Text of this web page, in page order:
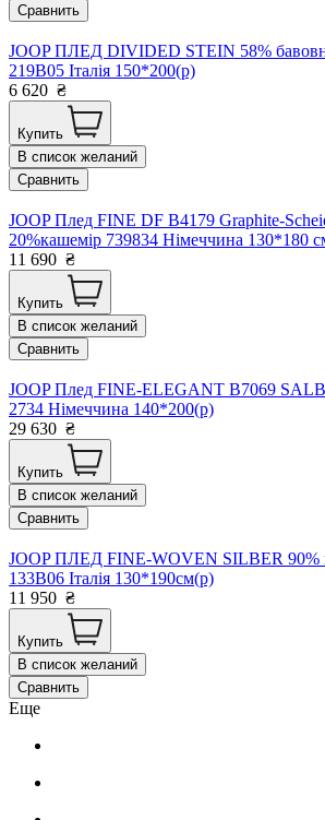
Сравнить
JOOP ПЛЕД DIVIDED STEIN 58%
219B05 Італія 150*200(р)
6 620 ₴
Купить
В список желаний
Сравнить
JOOP Плед FINE DF B4179 Graphite-
20%кашемір 739834 Німеччина 130*180
11 690 ₴
Купить
В список желаний
Сравнить
JOOP Плед FINE-ELEGANT B7069
2734 Німеччина 140*200(р)
29 630 ₴
Купить
В список желаний
Сравнить
JOOP ПЛЕД FINE-WOVEN SILBER 90%
133B06 Італія 130*190см(р)
11 950 ₴
Купить
В список желаний
Сравнить
Еще